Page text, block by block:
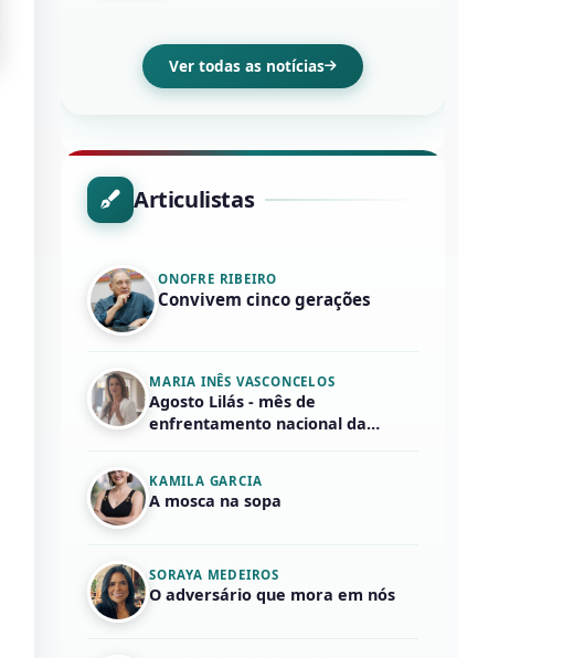
Ver todas as notícias
Articulistas
ONOFRE RIBEIRO
Convivem cinco gerações
MARIA INÊS VASCONCELOS
Agosto Lilás - mês de
enfrentamento nacional da
KAMILA GARCIA
A mosca na sopa
SORAYA MEDEIROS
O adversário que mora em nós